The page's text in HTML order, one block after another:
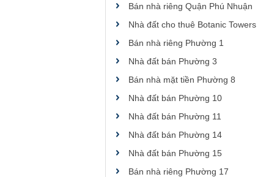
Bán nhà riêng Quận Phú Nhuận
Nhà đất cho thuê Botanic Towers
Bán nhà riêng Phường 1
Nhà đất bán Phường 3
Bán nhà mặt tiền Phường 8
Nhà đất bán Phường 10
Nhà đất bán Phường 11
Nhà đất bán Phường 14
Nhà đất bán Phường 15
Bán nhà riêng Phường 17